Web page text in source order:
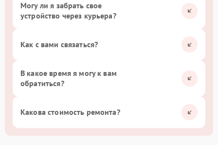
Могу ли я забрать свое
устройство через курьера?
Как с вами связаться?
В какое время я могу к вам
обратиться?
Какова стоимость ремонта?